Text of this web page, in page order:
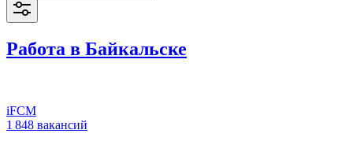
Работа в Байкальске
iFCM
1 848 вакансий